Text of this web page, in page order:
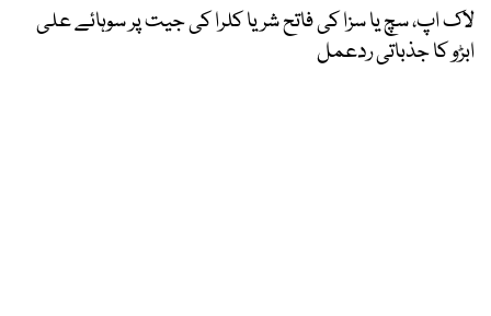
لاک اپ، سچ یا سزا کی فاتح شریا کلرا کی جیت پر سوہائے علی
ابڑو کا جذباتی ردعمل